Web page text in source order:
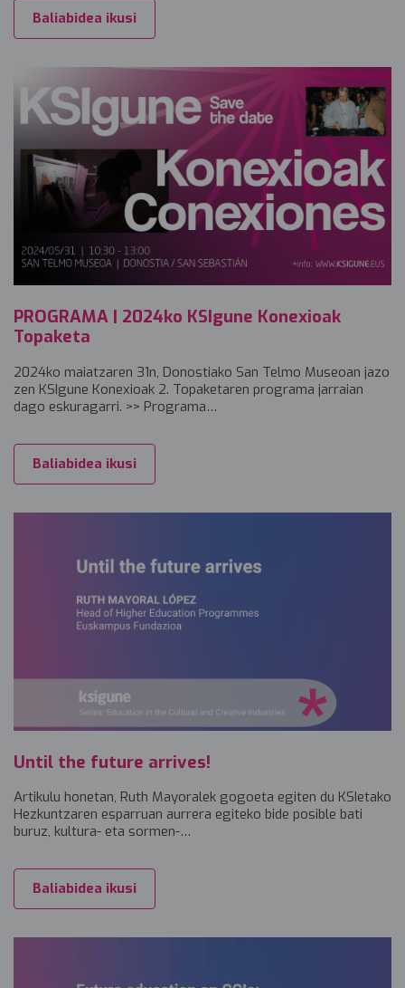
Baliabidea ikusi
PROGRAMA | 2024ko KSIgune Konexioak
Topaketa
2024ko maiatzaren 31n, Donostiako San Telmo Museoan jazo
zen KSIgune Konexioak 2. Topaketaren programa jarraian
dago eskuragarri. >> Programa…
Baliabidea ikusi
Until the future arrives!
Artikulu honetan, Ruth Mayoralek gogoeta egiten du KSIetako
Hezkuntzaren esparruan aurrera egiteko bide posible bati
buruz, kultura- eta sormen-…
Baliabidea ikusi